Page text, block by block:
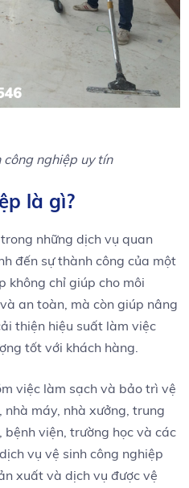
công nghiệp uy tín
là gì?
những dịch vụ quan
đến sự thành công của một
không chỉ giúp cho môi
an toàn, mà còn giúp nâng
thiện hiệu suất làm việc
tốt với khách hàng.
việc làm sạch và bảo trì vệ
nhà máy, nhà xưởng, trung
viện, trường học và các
vụ vệ sinh công nghiệp
xuất và dịch vụ được vệ